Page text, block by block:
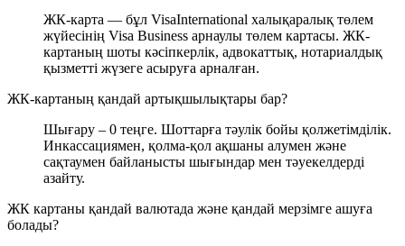
ЖК-карта — бұл VisaInternational халықаралық төлем
жүйесінің Visa Business арнаулы төлем картасы. ЖК-
картаның шоты кәсіпкерлік, адвокаттық, нотариалдық
қызметті жүзеге асыруға арналған.
ЖК-картаның қандай артықшылықтары бар?
Шығару – 0 теңге. Шоттарға тәулік бойы қолжетімділік.
Инкассациямен, қолма-қол ақшаны алумен және
сақтаумен байланысты шығындар мен тәуекелдерді
азайту.
ЖК картаны қандай валютада және қандай мерзімге ашуға
болады?